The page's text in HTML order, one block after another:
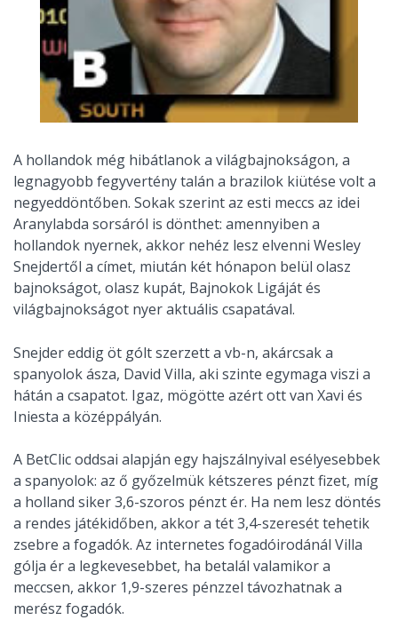
A hollandok még hibátlanok a világbajnokságon, a
legnagyobb fegyvertény talán a brazilok kiütése volt a
negyeddöntőben. Sokak szerint az esti meccs az idei
Aranylabda sorsáról is dönthet: amennyiben a
hollandok nyernek, akkor nehéz lesz elvenni Wesley
Snejdertől a címet, miután két hónapon belül olasz
bajnokságot, olasz kupát, Bajnokok Ligáját és
világbajnokságot nyer aktuális csapatával.
Snejder eddig öt gólt szerzett a vb-n, akárcsak a
spanyolok ásza, David Villa, aki szinte egymaga viszi a
hátán a csapatot. Igaz, mögötte azért ott van Xavi és
Iniesta a középpályán.
A BetClic oddsai alapján egy hajszálnyival esélyesebbek
a spanyolok: az ő győzelmük kétszeres pénzt fizet, míg
a holland siker 3,6-szoros pénzt ér. Ha nem lesz döntés
a rendes játékidőben, akkor a tét 3,4-szeresét tehetik
zsebre a fogadók. Az internetes fogadóirodánál Villa
gólja ér a legkevesebbet, ha betalál valamikor a
meccsen, akkor 1,9-szeres pénzzel távozhatnak a
merész fogadók.